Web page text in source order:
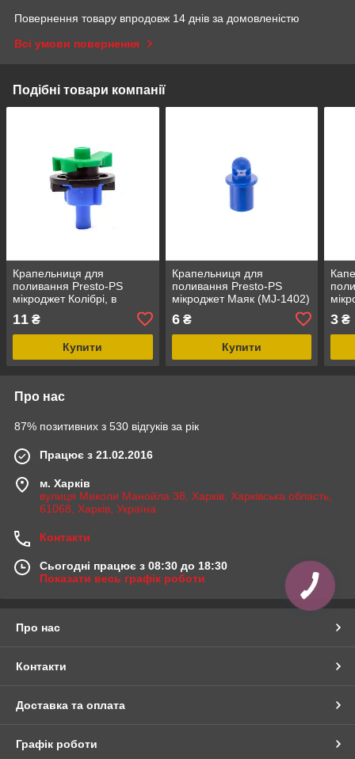
Повернення товару впродовж 14 днів за домовленістю
Всі умови повернення
Подібні товари компанії
Крапельниця для
поливання Presto-PS
мікроджет Колібрі, в
пакованні — 100 шт. (MS-
8150)
11 ₴
Купити
Крапельниця для
поливання Presto-PS
мікроджет Маяк (MJ-1402)
6₴
Купити
3 ₴
Про нас
87% позитивних з 530 відгуків за рік
Працює з 21.02.2016
м. Харків
вулиця Миколи Манойла 38, Харків, Харківська область,
61068, Харків, Україна
Контакти
Сьогодні працює з 08:30 до 18:30
Показати весь графік роботи
Про нас
Контакти
Доставка та оплата
Графік роботи